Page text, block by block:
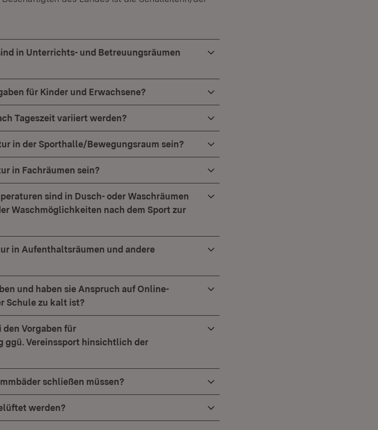
in Unterrichts- und Betreuungsräumen
für Kinder und Erwachsene?
Tageszeit variiert werden?
in der Sporthalle/Bewegungsraum sein?
in Fachräumen sein?
sind in Dusch- oder Waschräumen
Waschmöglichkeiten nach dem Sport zur
in Aufenthaltsräumen und andere
und haben sie Anspruch auf Online-
Schule zu kalt ist?
den Vorgaben für
Vereinssport hinsichtlich der
schließen müssen?
werden?